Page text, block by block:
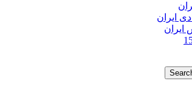
ایران
ایران